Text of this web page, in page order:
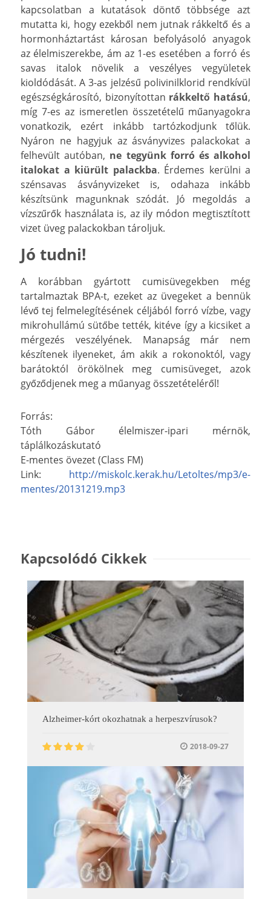
kapcsolatban a kutatások döntő többsége azt
mutatta ki, hogy ezekből nem jutnak rákkeltő és a
hormonháztartást károsan befolyásoló anyagok
az élelmiszerekbe, ám az 1-es esetében a forró és
savas italok növelik a veszélyes vegyületek
kioldódását. A 3-as jelzésű polivinilklorid rendkívül
egészségkárosító, bizonyítottan rákkeltő hatású,
míg 7-es az ismeretlen összetételű műanyagokra
vonatkozik, ezért inkább tartózkodjunk tőlük.
Nyáron ne hagyjuk az ásványvizes palackokat a
felhevült autóban, ne tegyünk forró és alkohol
italokat a kiürült palackba. Érdemes kerülni a
szénsavas ásványvizeket is, odahaza inkább
készítsünk magunknak szódát. Jó megoldás a
vízszűrők használata is, az ily módon megtisztított
vizet üveg palackokban tároljuk.
Jó tudni!
A korábban gyártott cumisüvegekben még
tartalmaztak BPA-t, ezeket az üvegeket a bennük
lévő tej felmelegítésének céljából forró vízbe, vagy
mikrohullámú sütőbe tették, kitéve így a kicsiket a
mérgezés veszélyének. Manapság már nem
készítenek ilyeneket, ám akik a rokonoktól, vagy
barátoktól örökölnek meg cumisüveget, azok
győződjenek meg a műanyag összetételéről!
Forrás:
Tóth Gábor élelmiszer-ipari mérnök,
táplálkozáskutató
E-mentes övezet (Class FM)
Link: http://miskolc.kerak.hu/Letoltes/mp3/e-
mentes/20131219.mp3
Kapcsolódó Cikkek
Alzheimer-kórt okozhatnak a herpeszvírusok?
2018-09-27